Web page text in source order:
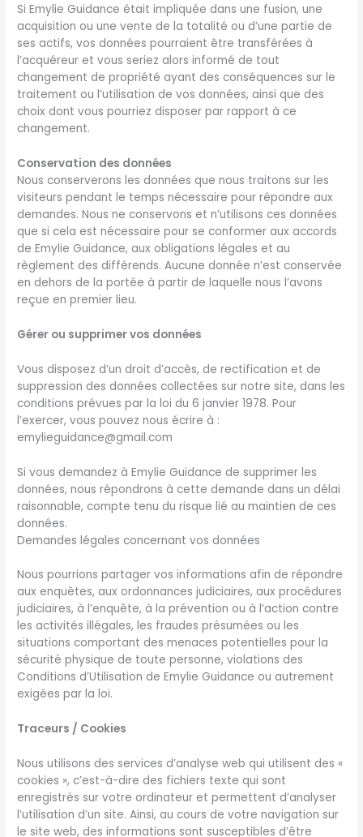
Si Emylie Guidance était impliquée dans une fusion, une
acquisition ou une vente de la totalité ou d’une partie de
ses actifs, vos données pourraient être transférées à
l’acquéreur et vous seriez alors informé de tout
changement de propriété ayant des conséquences sur le
traitement ou l’utilisation de vos données, ainsi que des
choix dont vous pourriez disposer par rapport à ce
changement.
Conservation des données
Nous conserverons les données que nous traitons sur les
visiteurs pendant le temps nécessaire pour répondre aux
demandes. Nous ne conservons et n’utilisons ces données
que si cela est nécessaire pour se conformer aux accords
de Emylie Guidance, aux obligations légales et au
règlement des différends. Aucune donnée n’est conservée
en dehors de la portée à partir de laquelle nous l’avons
reçue en premier lieu.
Gérer ou supprimer vos données
Vous disposez d’un droit d’accès, de rectification et de
suppression des données collectées sur notre site, dans les
conditions prévues par la loi du 6 janvier 1978. Pour
l’exercer, vous pouvez nous écrire à :
emylieguidance@gmail.com
Si vous demandez à Emylie Guidance de supprimer les
données, nous répondrons à cette demande dans un délai
raisonnable, compte tenu du risque lié au maintien de ces
données.
Demandes légales concernant vos données
Nous pourrions partager vos informations afin de répondre
aux enquêtes, aux ordonnances judiciaires, aux procédures
judiciaires, à l’enquête, à la prévention ou à l’action contre
les activités illégales, les fraudes présumées ou les
situations comportant des menaces potentielles pour la
sécurité physique de toute personne, violations des
Conditions d’Utilisation de Emylie Guidance ou autrement
exigées par la loi.
Traceurs / Cookies
Nous utilisons des services d’analyse web qui utilisent des «
cookies », c’est-à-dire des fichiers texte qui sont
enregistrés sur votre ordinateur et permettent d’analyser
l’utilisation d’un site. Ainsi, au cours de votre navigation sur
le site web, des informations sont susceptibles d’être